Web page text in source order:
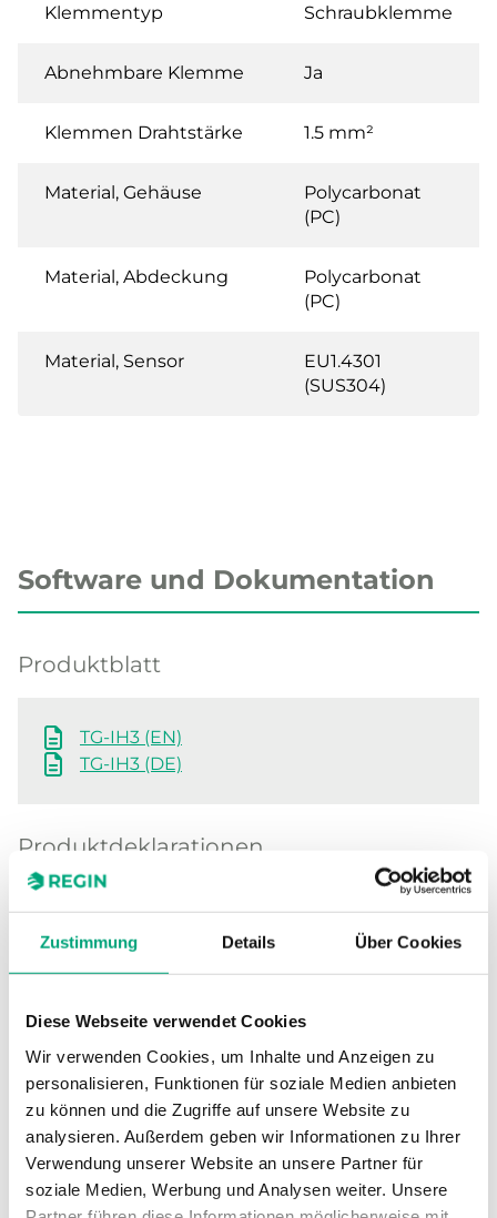
Zustimmung Details Über Cookies
Diese Webseite verwendet Cookies
Wir verwenden Cookies, um Inhalte und Anzeigen zu
personalisieren, Funktionen für soziale Medien anbieten
zu können und die Zugriffe auf unsere Website zu
analysieren. Außerdem geben wir Informationen zu Ihrer
Verwendung unserer Website an unsere Partner für
soziale Medien, Werbung und Analysen weiter. Unsere
Klemmentyp Schraubklemme
Abnehmbare Klemme Ja
Klemmen Drahtstärke 1.5 mm²
Material, Gehäuse
Polycarbonat
(PC)
Material, Abdeckung
Polycarbonat
(PC)
Material, Sensor
EU1.4301
(SUS304)
Software und Dokumentation
Produktblatt
TG-IH3 (EN)
TG-IH3 (DE)
Produktdeklarationen
UKCA decl. TG-IH3 (EN)
TG-IH..., CE decl. (EN)
Andere Dokumentation
Resistance table (EN)